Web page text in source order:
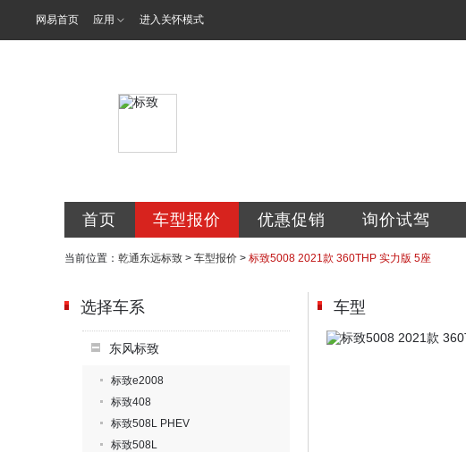
网易首页 应用 进入关怀模式
首页 车型报价 优惠促销 询价试驾
当前位置： 乾通东远标致 > 车型报价 > 标致5008 2021款 360THP 实力版 5座
选择车系
东风标致
标致e2008
标致408
标致508L PHEV
标致508L
车型